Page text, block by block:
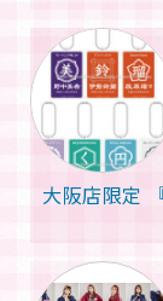
大阪店限定